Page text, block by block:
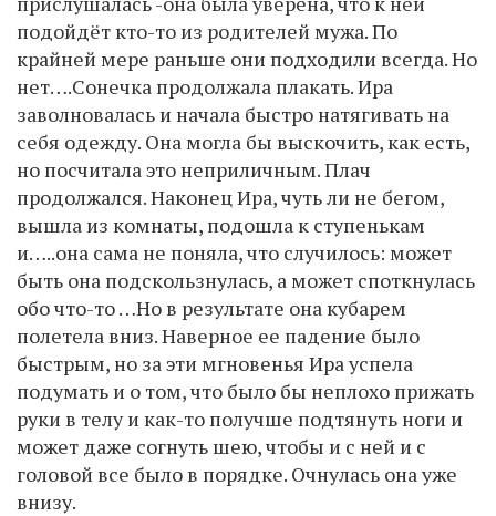
подойдёт кто-то из родителей мужа. По
крайней мере раньше они подходили всегда. Но
нет….Сонечка продолжала плакать. Ира
заволновалась и начала быстро натягивать на
себя одежду. Она могла бы выскочить, как есть,
но посчитала это неприличным. Плач
продолжался. Наконец Ира, чуть ли не бегом,
вышла из комнаты, подошла к ступенькам
и…..она сама не поняла, что случилось: может
быть она подскользнулась, а может споткнулась
обо что-то …Но в результате она кубарем
полетела вниз. Наверное ее падение было
быстрым, но за эти мгновенья Ира успела
подумать и о том, что было бы неплохо прижать
руки в телу и как-то получше подтянуть ноги и
может даже согнуть шею, чтобы и с ней и с
головой все было в порядке. Очнулась она уже
внизу.